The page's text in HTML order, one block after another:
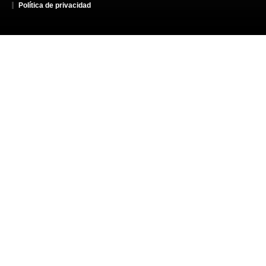
Política de privacidad